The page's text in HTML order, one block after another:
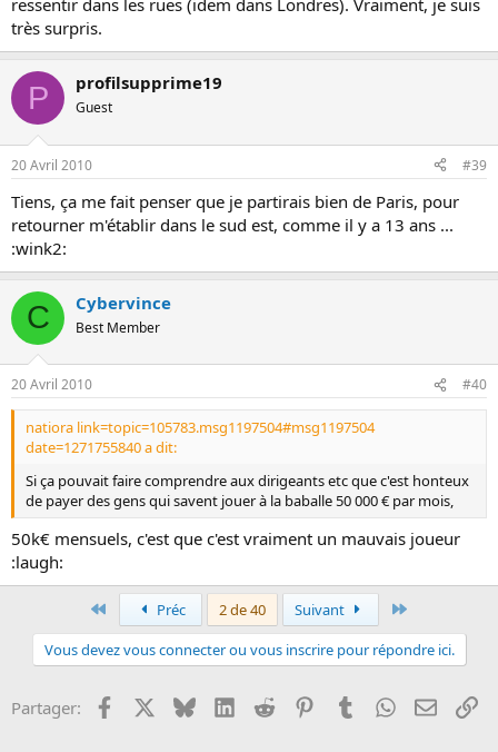
ressentir dans les rues (idem dans Londres). Vraiment, je suis
très surpris.
P profilsupprime19
Guest
20 Avril 2010 #39
Tiens, ça me fait penser que je partirais bien de Paris, pour
retourner m'établir dans le sud est, comme il y a 13 ans ...
:wink2:
C Cybervince
Best Member
20 Avril 2010 #40
natiora link=topic=105783.msg1197504#msg1197504
date=1271755840 a dit:
Si ça pouvait faire comprendre aux dirigeants etc que c'est honteux
de payer des gens qui savent jouer à la baballe 50 000 € par mois,
50k€ mensuels, c'est que c'est vraiment un mauvais joueur
:laugh:
PremierPréc 2 de 40 Suivant
Vous devez vous connecter ou vous inscrire pour répondre ici.
Partager: Facebook BlueskyLinkedInReddit PinterestTumblrWhatsApp
Email